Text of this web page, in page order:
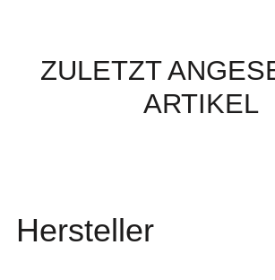
ZULETZT
ARTIKEL
Hersteller